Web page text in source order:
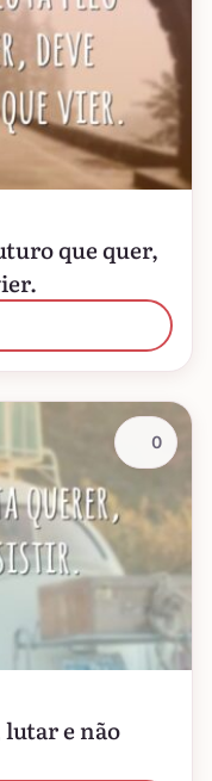
que quer,
lutar e não
0